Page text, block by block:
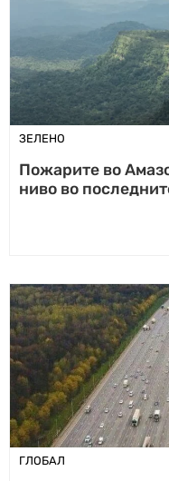
ЗЕЛЕНО
Пожарите во
ниво во
ГЛОБАЛ